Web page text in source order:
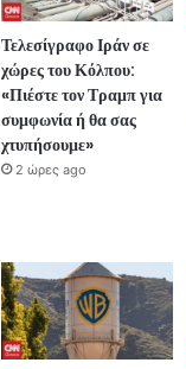
Τελεσίγραφο Ιράν σε
χώρες του Κόλπου:
«Πιέστε τον Τραμπ για
συμφωνία ή θα σας
χτυπήσουμε»
2 ώρες ago